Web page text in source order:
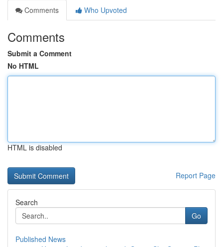
Comments
Who Upvoted
Comments
Submit a Comment
No HTML
HTML is disabled
Report Page
Search
Go
Published News